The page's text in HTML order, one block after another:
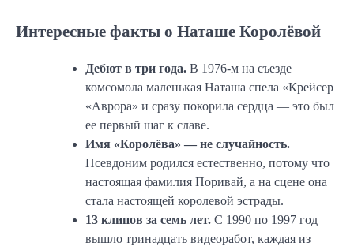
Интересные факты о Наташе Королёвой
Дебют в три года. В 1976-м на съезде
комсомола маленькая Наташа спела «Крейсер
«Аврора» и сразу покорила сердца — это был
ее первый шаг к славе.
Имя «Королёва» — не случайность.
Псевдоним родился естественно, потому что
настоящая фамилия Поривай, а на сцене она
стала настоящей королевой эстрады.
13 клипов за семь лет. С 1990 по 1997 год
вышло тринадцать видеоработ, каждая из